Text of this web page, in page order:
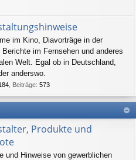
im Kino, Diavorträge in der
Berichte im Fernsehen und anderes
Welt. Egal ob in Deutschland,
anderswo.
Beiträge: 573
Produkte und
und Hinweise von gewerblichen